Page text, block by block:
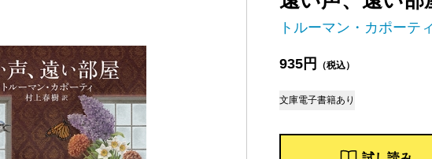
トルーマン・カポーテ
935円 （税込）
文庫電子書籍あり